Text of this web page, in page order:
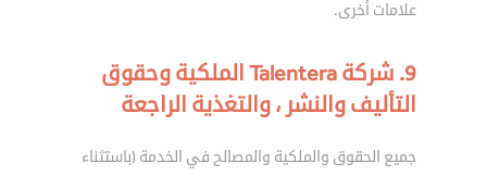
علامات أخرى.
9. شركة Talentera الملكية وحقوق
التأليف والنشر ، والتغذية الراجعة
جميع الحقوق والملكية والمصالح في الخدمة (باستثناء